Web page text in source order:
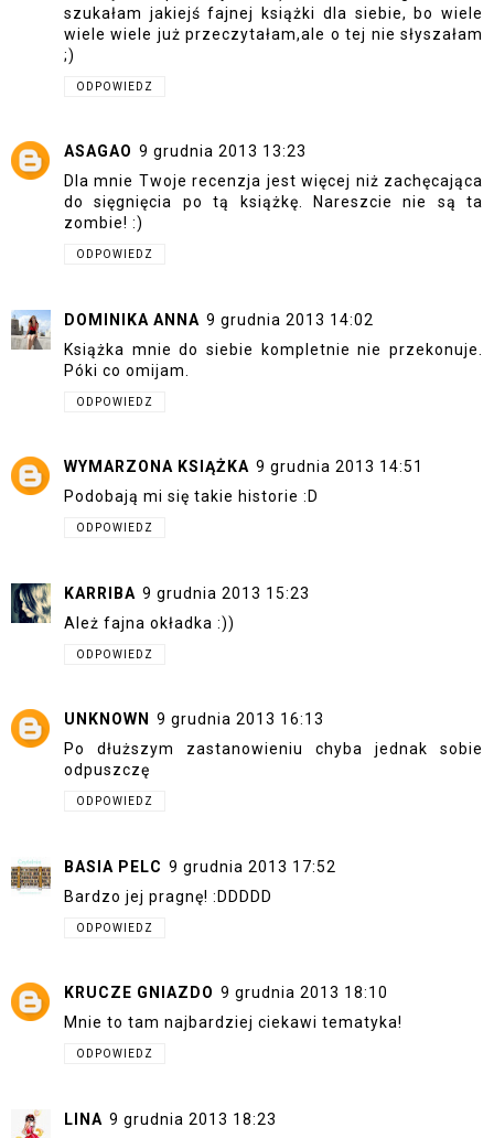
szukałam jakiejś fajnej książki dla siebie, bo wiele
wiele wiele już przeczytałam,ale o tej nie słyszałam
;)
ODPOWIEDZ
ASAGAO 9 grudnia 2013 13:23
Dla mnie Twoje recenzja jest więcej niż zachęcająca
do sięgnięcia po tą książkę. Nareszcie nie są ta
zombie! :)
ODPOWIEDZ
DOMINIKA ANNA 9 grudnia 2013 14:02
Książka mnie do siebie kompletnie nie przekonuje.
Póki co omijam.
ODPOWIEDZ
WYMARZONA KSIĄŻKA 9 grudnia 2013 14:51
Podobają mi się takie historie :D
ODPOWIEDZ
KARRIBA 9 grudnia 2013 15:23
Ależ fajna okładka :))
ODPOWIEDZ
UNKNOWN
9 grudnia 2013 16:13
Po dłuższym zastanowieniu chyba jednak sobie
odpuszczę
ODPOWIEDZ
BASIA PELC 9 grudnia 2013 17:52
Bardzo jej pragnę! :DDDDD
ODPOWIEDZ
KRUCZE GNIAZDO 9 grudnia 2013 18:10
Mnie to tam najbardziej ciekawi tematyka!
ODPOWIEDZ
LINA 9 grudnia 2013 18:23